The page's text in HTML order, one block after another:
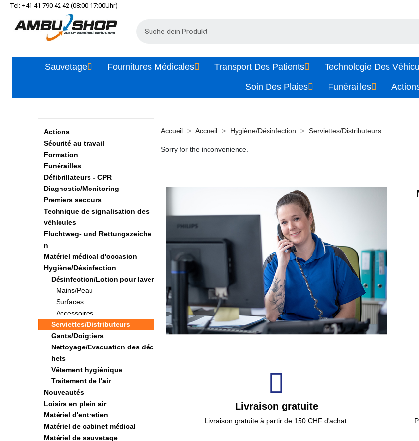
Tel: +41 41 790 42 42 (08:00-17:00Uhr)
Sauvetage Fournitures Médicales Transport Des Patients Technologie Des
Soin Des Plaies
Funérailles
Actions
Sécurité au travail
Formation
Funérailles
Défibrillateurs - CPR
Diagnostic/Monitoring
Premiers secours
Technique de signalisation des
véhicules
Fluchtweg- und Rettungszeiche
n
Matériel médical d'occasion
Hygiène/Désinfection
Désinfection/Lotion pour laver
Mains/Peau
Surfaces
Accessoires
Serviettes/Distributeurs
Gants/Doigtiers
Nettoyage/Evacuation des déc
hets
Vêtement hygiénique
Traitement de l'air
Nouveautés
Loisirs en plein air
Matériel d'entretien
Matériel de cabinet médical
Matériel de sauvetage
Accueil Accueil Hygiène/Désinfection Serviettes/Distributeurs
Sorry for the inconvenience.
Livraison gratuite
Livraison gratuite à partir de 150 CHF d'achat.